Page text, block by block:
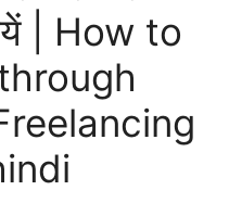
| How to